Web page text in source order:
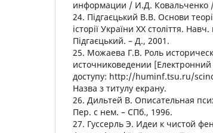
информации / И.Д. Ковальченко
24. Підгаєцький В.В. Основи
історії України ХХ століття.
Підгаєцький. – Д., 2001.
25. Можаева Г.В. Роль
источниковедении
доступу: http://huminf.tsu.ru/
Назва з титулу екрану.
26. Дильтей В. Описательная
Пер. с нем. – СПб., 1996.
27. Гуссерль Э. Идеи к чистой